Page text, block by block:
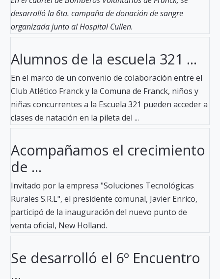
desarrolló la 6ta. campaña de donación de sangre
organizada junto al Hospital Cullen.
Alumnos de la escuela 321 ...
En el marco de un convenio de colaboración entre el
Club Atlético Franck y la Comuna de Franck, niños y
niñas concurrentes a la Escuela 321 pueden acceder a
clases de natación en la pileta del ...
Acompañamos el crecimiento
de ...
Invitado por la empresa "Soluciones Tecnológicas
Rurales S.R.L", el presidente comunal, Javier Enrico,
participó de la inauguración del nuevo punto de
venta oficial, New Holland.
Se desarrolló el 6º Encuentro
...